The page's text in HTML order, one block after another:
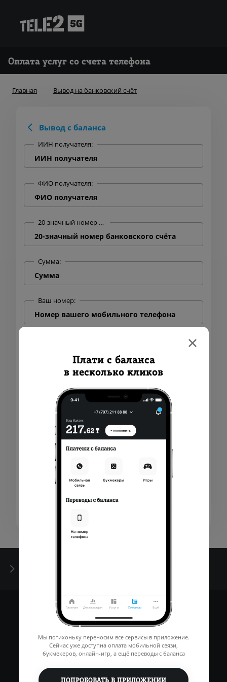
Оплата услуг со счета телефона
Плати с баланса
в несколько кликов
Мы потихоньку переносим все сервисы в приложение.
Сейчас уже доступна оплата мобильной связи,
букмекеров, онлайн-игр, а ещё переводы с баланса
ПОПРОБОВАТЬ В ПРИЛОЖЕНИИ
Главная Вывод на банковский счёт
Вывод с баланса
ИИН получателя:
ФИО получателя:
20-значный номер банковского счёта:
Сумма:
Ваш номер:
0 ₸
Итого с учетом комиссии: 0 ₸
соглашаетесьс нашими правилами пользования